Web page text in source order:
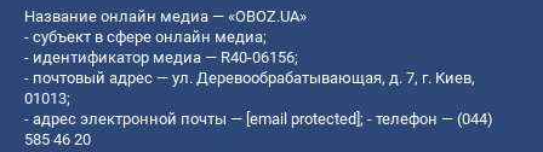
Название онлайн медиа — «OBOZ.UA»
- субъект в сфере онлайн медиа;
- идентификатор медиа — R40-06156;
- почтовый адрес — ул. Деревообрабатывающая, д. 7, г. Киев,
01013;
- адрес электронной почты — [email protected]; - телефон — (044)
585 46 20